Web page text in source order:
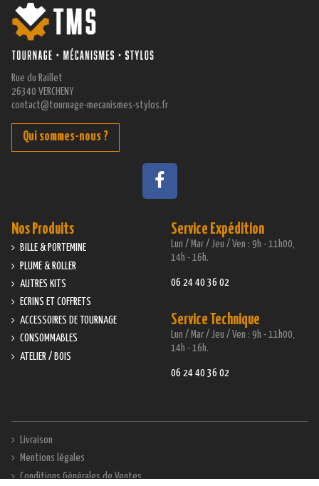
Rue du Raillet
26340 VERCHENY
contact@tournage-mecanismes-stylos.fr
Qui sommes-nous ?
Service Expédition
Lun / Mar / Jeu / Ven : 9h - 11h00,
14h - 16h.
06 24 40 36 02
Service Technique
Lun / Mar / Jeu / Ven : 9h - 11h00,
14h - 16h.
06 24 40 36 02
Nos Produits
BILLE & PORTEMINE
PLUME & ROLLER
AUTRES KITS
ECRINS ET COFFRETS
ACCESSOIRES DE TOURNAGE
CONSOMMABLES
ATELIER / BOIS
Livraison
Mentions légales
Conditions Générales de Ventes